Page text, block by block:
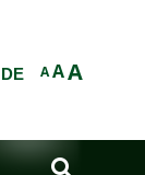
AAA
DE
